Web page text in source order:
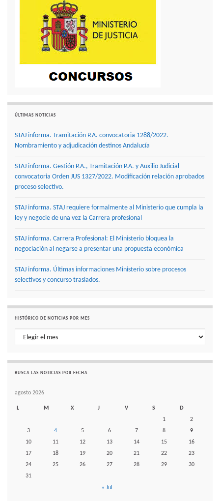
ÚLTIMAS NOTICIAS
STAJ informa. Tramitación P.A. convocatoria 1288/2022.
Nombramiento y adjudicación destinos Andalucía
STAJ informa. Gestión P.A., Tramitación P.A. y Auxilio Judicial
convocatoria Orden JUS 1327/2022. Modificación relación aprobados
proceso selectivo.
STAJ informa. STAJ requiere formalmente al Ministerio que cumpla la
ley y negocie de una vez la Carrera profesional
STAJ informa. Carrera Profesional: El Ministerio bloquea la
negociación al negarse a presentar una propuesta económica
STAJ informa. Últimas informaciones Ministerio sobre procesos
selectivos y concurso traslados.
HISTÓRICO DE NOTICIAS POR MES
Histórico de noticias por mes
BUSCA LAS NOTICIAS POR FECHA
agosto 2026
L M X J V S
D
1
2
3
4 5 6 7 8
9
10
11 12 13 14 15
16
17
18 19 20 21 22
23
24
25 26 27 28 29
30
31
« Jul